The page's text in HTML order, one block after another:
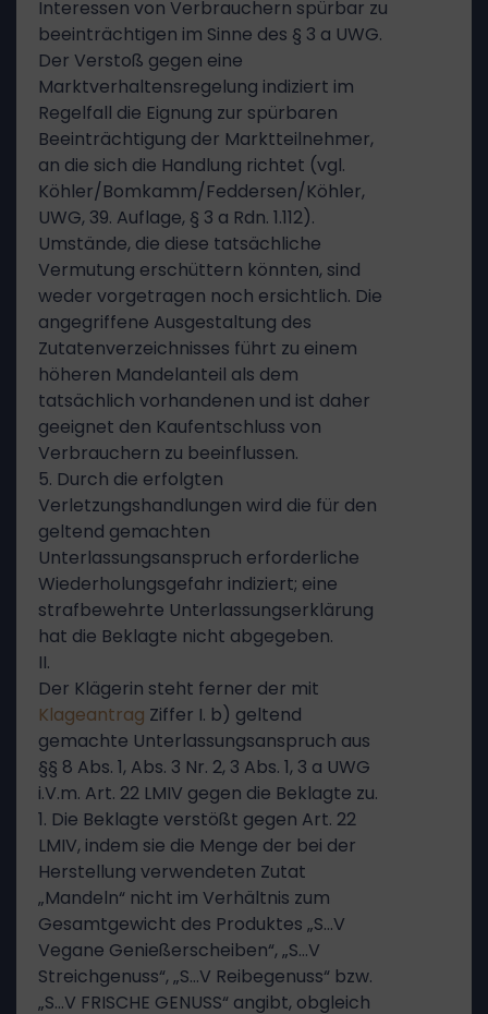
Interessen von Verbrauchern spürbar zu
beeinträchtigen im Sinne des § 3 a UWG.
Der Verstoß gegen eine
Marktverhaltensregelung indiziert im
Regelfall die Eignung zur spürbaren
Beeinträchtigung der Marktteilnehmer,
an die sich die Handlung richtet (vgl.
Köhler/Bomkamm/Feddersen/Köhler,
UWG, 39. Auflage, § 3 a Rdn. 1.112).
Umstände, die diese tatsächliche
Vermutung erschüttern könnten, sind
weder vorgetragen noch ersichtlich. Die
angegriffene Ausgestaltung des
Zutatenverzeichnisses führt zu einem
höheren Mandelanteil als dem
tatsächlich vorhandenen und ist daher
geeignet den Kaufentschluss von
Verbrauchern zu beeinflussen.
5. Durch die erfolgten
Verletzungshandlungen wird die für den
geltend gemachten
Unterlassungsanspruch erforderliche
Wiederholungsgefahr indiziert; eine
strafbewehrte Unterlassungserklärung
hat die Beklagte nicht abgegeben.
II.
Der Klägerin steht ferner der mit
Klageantrag Ziffer I. b) geltend
gemachte Unterlassungsanspruch aus
§§ 8 Abs. 1, Abs. 3 Nr. 2, 3 Abs. 1, 3 a UWG
i.V.m. Art. 22 LMIV gegen die Beklagte zu.
1. Die Beklagte verstößt gegen Art. 22
LMIV, indem sie die Menge der bei der
Herstellung verwendeten Zutat
„Mandeln“ nicht im Verhältnis zum
Gesamtgewicht des Produktes „S…V
Vegane Genießerscheiben“, „S…V
Streichgenuss“, „S…V Reibegenuss“ bzw.
„S…V FRISCHE GENUSS“ angibt, obgleich